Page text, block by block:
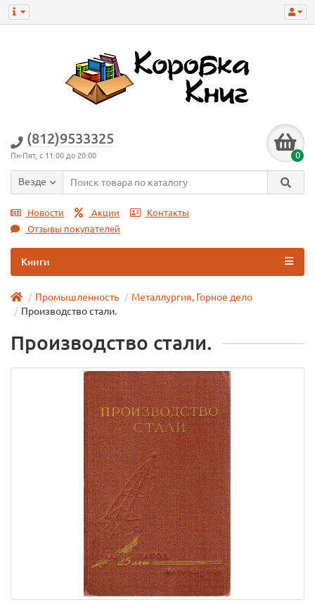
(812)9533325
Пн-Пят, с 11:00 до 20:00 0
Везде
Новости Акции
Контакты
Отзывы покупателей
Книги
Промышленность
Металлургия, Горное дело
Производство стали.
Производство стали.